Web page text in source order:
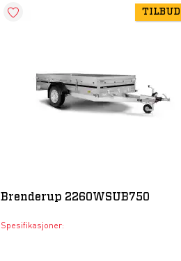
TILBUD
Brenderup 2260WSUB750
Spesifikasjoner: